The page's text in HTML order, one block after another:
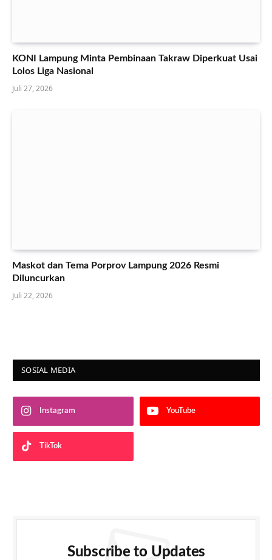
KONI Lampung Minta Pembinaan Takraw Diperkuat Usai
Lolos Liga Nasional
Juli 27, 2026
Maskot dan Tema Porprov Lampung 2026 Resmi
Diluncurkan
Juli 22, 2026
SOSIAL MEDIA
Instagram YouTube
TikTok
Subscribe to Updates